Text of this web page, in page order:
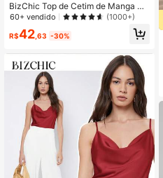
BizChic Top de Cetim de Manga Cu
rta Elegante Feminina, Colarinho e
Botões Brancos, Uso Casual, de Ne
gócios e Formal
60+ vendido (1000+)
R$42 ,63 -30%